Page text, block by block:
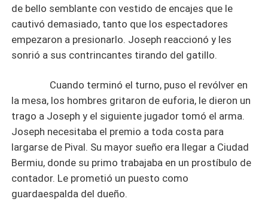
de bello semblante con vestido de encajes que le
cautivó demasiado, tanto que los espectadores
empezaron a presionarlo. Joseph reaccionó y les
sonrió a sus contrincantes tirando del gatillo.
Cuando terminó el turno, puso el revólver en
la mesa, los hombres gritaron de euforia, le dieron un
trago a Joseph y el siguiente jugador tomó el arma.
Joseph necesitaba el premio a toda costa para
largarse de Pival. Su mayor sueño era llegar a Ciudad
Bermiu, donde su primo trabajaba en un prostíbulo de
contador. Le prometió un puesto como
guardaespalda del dueño.